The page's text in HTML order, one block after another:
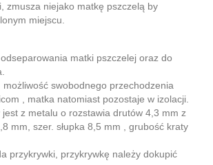
zmusza niejako matkę pszczelą by
miejscu.
matki pszczelej oraz do
swobodnego przechodzenia
, matka natomiast pozostaje w izolacji.
z metalu o rozstawia drutów 4,3 mm z
mm, szer. słupka 8,5 mm , grubość kraty
przykrywki, przykrywkę należy dokupić